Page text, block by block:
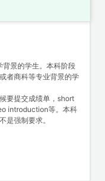
景的学生。本科阶段
者商科等专业背景的学
要提交成绩单，short
introduction等。本科
是强制要求。